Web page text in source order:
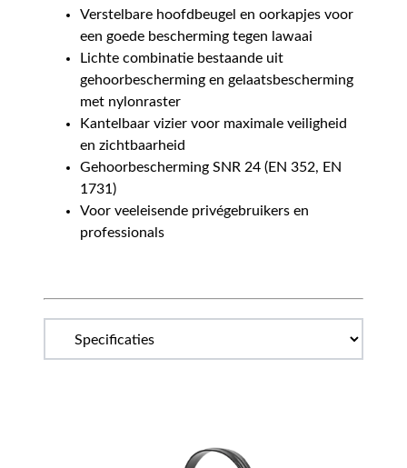
Verstelbare hoofdbeugel en oorkapjes voor
een goede bescherming tegen lawaai
Lichte combinatie bestaande uit
gehoorbescherming en gelaatsbescherming
met nylonraster
Kantelbaar vizier voor maximale veiligheid
en zichtbaarheid
Gehoorbescherming SNR 24 (EN 352, EN
1731)
Voor veeleisende privégebruikers en
professionals